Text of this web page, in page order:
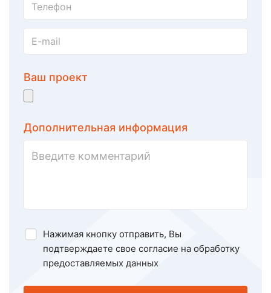
Ваш проект
Дополнительная информация
Нажимая кнопку отправить, Вы
подтверждаете свое согласие на обработку
предоставляемых данных